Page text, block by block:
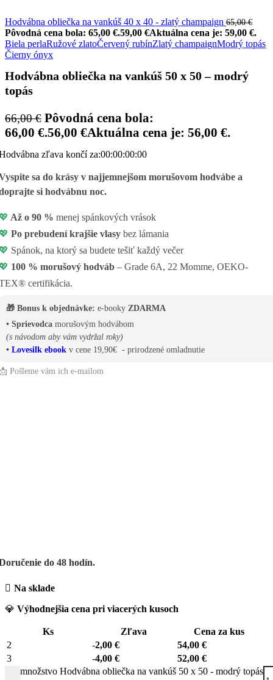
Hodvábna obliečka na vankúš 40 x 40 - zlatý champaign 65,00€
Pôvodná cena bola: 65,00 €.59,00 €Aktuálna cena je: 59,00 €.
Biela perlaRužové zlatoČervený rubínZlatý champaignModrý topás
Čierny ónyx
Hodvábna obliečka na vankúš 50 x 50 – modrý
topás
66,00€ Pôvodná cena bola:
66,00 €.56,00 €Aktuálna cena je: 56,00 €.
zľava končí za:00:00:00:00
sa do krásy v najjemnejšom morušovom hodvábe a
si hodvábnu noc.
Až o 90 % menej spánkových vrások
Po prebudení krajšie vlasy bez lámania
Spánok, na ktorý sa budete tešiť každý večer
100 % morušový hodváb – Grade 6A, 22 Momme, OEKO-
certifikácia.
🎁 Bonus k objednávke: e-booky ZDARMA
• Sprievodca morušovým hodvábom
(s návodom aby vám vydržal roky)
• Lovesilk ebook v cene 19,90€ - prirodzené omladnutie
Pošleme vám ich e-mailom
do 48 hodín.
Na sklade
💎 Výhodnejšia cena pri viacerých kusoch
Ks Zľava
Cena za kus
2
-2,00 € 54,00 €
3
-4,00 € 52,00 €
množstvo Hodvábna obliečka na vankúš 50 x 50 - modrý topás